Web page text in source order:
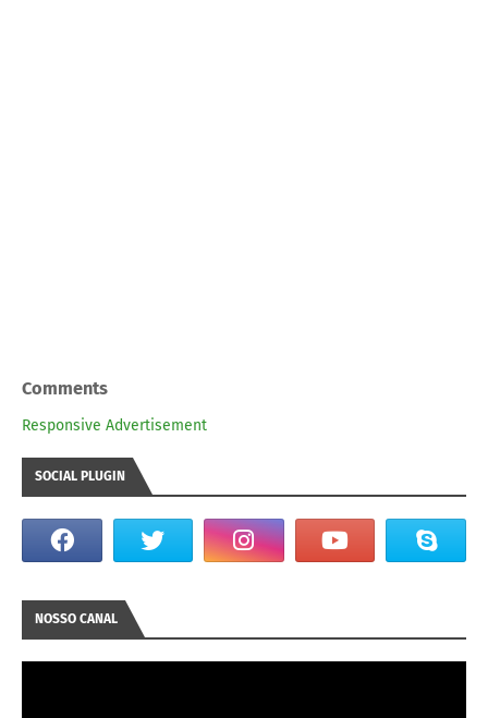
Comments
Responsive Advertisement
SOCIAL PLUGIN
NOSSO CANAL